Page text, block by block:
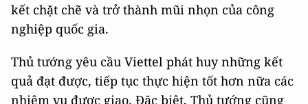
kết chặt chẽ và trở thành mũi nhọn của công
nghiệp quốc gia.
Thủ tướng yêu cầu Viettel phát huy những kết
quả đạt được, tiếp tục thực hiện tốt hơn nữa các
nhiệm vụ được giao. Đặc biệt, Thủ tướng cũng